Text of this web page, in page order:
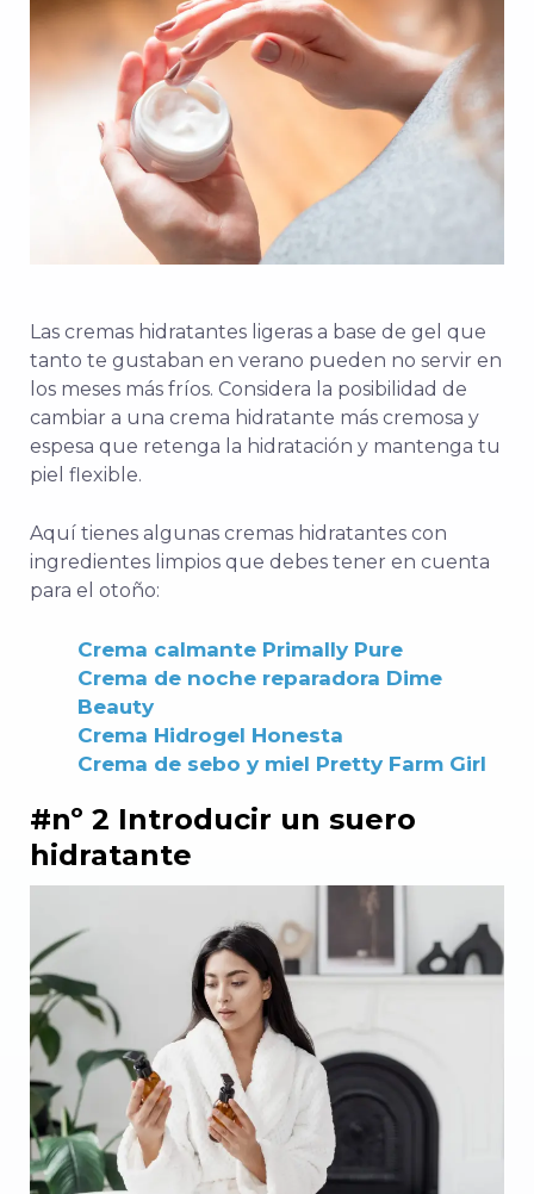
Las cremas hidratantes ligeras a base de gel que
tanto te gustaban en verano pueden no servir en
los meses más fríos. Considera la posibilidad de
cambiar a una crema hidratante más cremosa y
espesa que retenga la hidratación y mantenga tu
piel flexible.
Aquí tienes algunas cremas hidratantes con
ingredientes limpios que debes tener en cuenta
para el otoño:
Crema calmante Primally Pure
Crema de noche reparadora Dime
Beauty
Crema Hidrogel Honesta
Crema de sebo y miel Pretty Farm Girl
#nº 2 Introducir un suero
hidratante